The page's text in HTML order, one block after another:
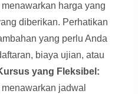
harga yang
diberikan. Perhatikan
yang perlu Anda
biaya ujian, atau
yang Fleksibel:
jadwal